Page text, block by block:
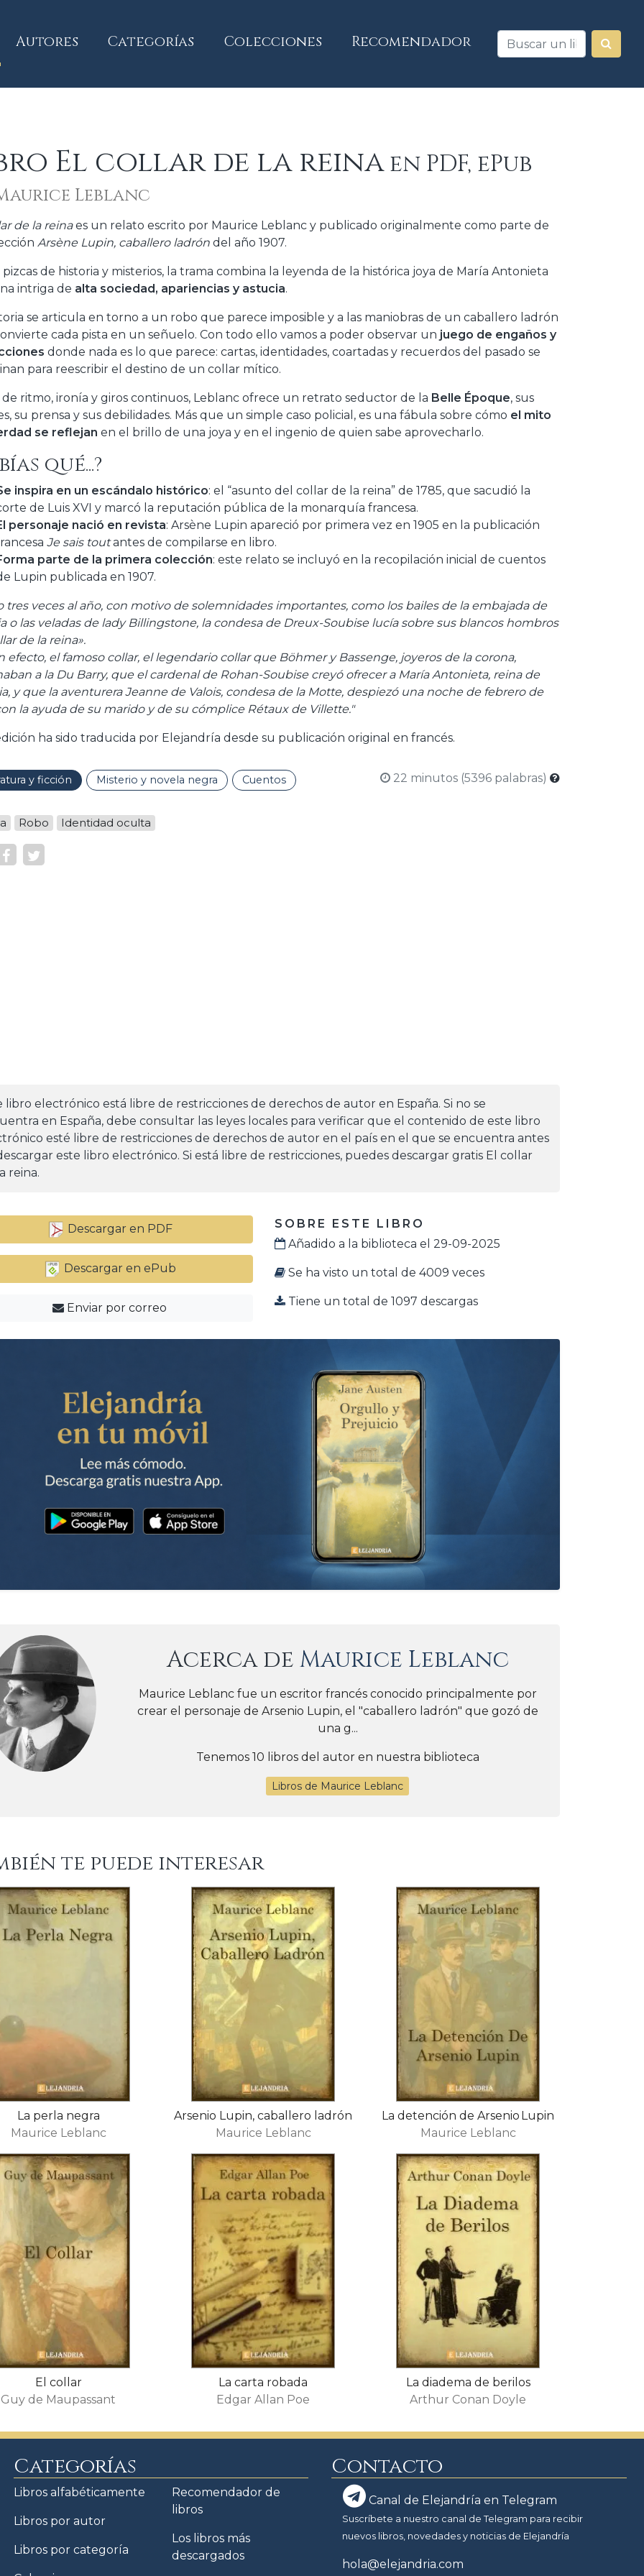
Autores Categorías Colecciones Recomendador
El collar de la reinaen PDF, ePub
Leblanc
de la reinaes un relato escrito por Maurice Leblanc y publicado originalmente como parte de
Arsène Lupin, caballero ladrón del año 1907.
de historia y misterios, la trama combina la leyenda de la histórica joya de María Antonieta
intriga de alta sociedad, apariencias y astucia.
se articula en torno a un robo que parece imposible y a las maniobras de un caballero ladrón
cada pista en un señuelo. Con todo ello vamos a poder observar un juego de engaños y
donde nada es lo que parece: cartas, identidades, coartadas y recuerdos del pasado se
para reescribir el destino de un collar mítico.
ritmo, ironía y giros continuos, Leblanc ofrece un retrato seductor de la Belle Époque, sus
su prensa y sus debilidades. Más que un simple caso policial, es una fábula sobre cómo el mito
se reflejan en el brillo de una joya y en el ingenio de quien sabe aprovecharlo.
qué...?
inspira en un escándalo histórico: el “asunto del collar de la reina” de 1785, que sacudió la
de Luis XVI y marcó la reputación pública de la monarquía francesa.
personaje nació en revista: Arsène Lupin apareció por primera vez en 1905 en la publicación
Je sais toutantes de compilarse en libro.
parte de la primera colección: este relato se incluyó en la recopilación inicial de cuentos
Lupin publicada en 1907.
tres veces al año, con motivo de solemnidades importantes, como los bailes de la embajada de
o las veladas de lady Billingstone, la condesa de Dreux-Soubise lucía sobre sus blancos hombros
de la reina».
efecto, el famoso collar, el legendario collar que Böhmer y Bassenge, joyeros de la corona,
a la Du Barry, que el cardenal de Rohan-Soubise creyó ofrecer a María Antonieta, reina de
y que la aventurera Jeanne de Valois, condesa de la Motte, despiezó una noche de febrero de
la ayuda de su marido y de su cómplice Rétaux de Villette."
ha sido traducida por Elejandría desde su publicación original en francés.
y ficción Misterio y novela negra Cuentos 22 minutos (5396 palabras)
Robo Identidad oculta
libro electrónico está libre de restricciones de derechos de autor en España. Si no se
en España, debe consultar las leyes locales para verificar que el contenido de este libro
esté libre de restricciones de derechos de autor en el país en el que se encuentra antes
este libro electrónico. Si está libre de restricciones, puedes descargar gratis El collar
reina.
Descargar en PDF
Descargar en ePub
Enviar por correo
SOBRE ESTE LIBRO
Añadido a la biblioteca el 29-09-2025
Se ha visto un total de 4009 veces
Tiene un total de 1097 descargas
Acerca de Maurice Leblanc
Maurice Leblanc fue un escritor francés conocido principalmente por
crear el personaje de Arsenio Lupin, el "caballero ladrón" que gozó de
una g...
Tenemos 10 libros del autor en nuestra biblioteca
Libros de Maurice Leblanc
te puede interesar
La perla negra
Maurice Leblanc
Arsenio Lupin, caballero ladrón
Maurice Leblanc
La detención de Arsenio Lupin
Maurice Leblanc
El collar
Guy de Maupassant
La carta robada
Edgar Allan Poe
La diadema de berilos
Arthur Conan Doyle
Categorías
Libros alfabéticamente
Libros por autor
Libros por categoría
Recomendador de
libros
Los libros más
descargados
Contacto
Canal de Elejandría en Telegram
Suscríbete a nuestro canal de Telegram para recibir
nuevos libros, novedades y noticias de Elejandría
hola@elejandria.com